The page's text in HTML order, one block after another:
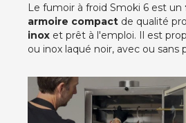
Le fumoir à froid Smoki 6 est un
armoire compact de qualité
inox et prêt à l'emploi. Il est
ou inox laqué noir, avec ou sans